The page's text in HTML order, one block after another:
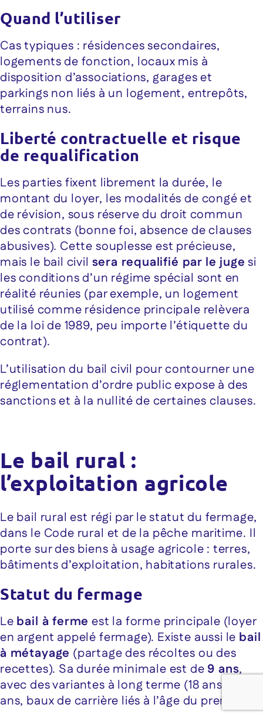
Quand l’utiliser
Cas typiques : résidences secondaires,
logements de fonction, locaux mis à
disposition d’associations, garages et
parkings non liés à un logement, entrepôts,
terrains nus.
Liberté contractuelle et risque
de requalification
Les parties fixent librement la durée, le
montant du loyer, les modalités de congé et
de révision, sous réserve du droit commun
des contrats (bonne foi, absence de clauses
abusives). Cette souplesse est précieuse,
mais le bail civil sera requalifié par le juge si
les conditions d’un régime spécial sont en
réalité réunies (par exemple, un logement
utilisé comme résidence principale relèvera
de la loi de 1989, peu importe l’étiquette du
contrat).
L’utilisation du bail civil pour contourner une
réglementation d’ordre public expose à des
sanctions et à la nullité de certaines clauses.
Le bail rural :
l’exploitation agricole
Le bail rural est régi par le statut du fermage,
dans le Code rural et de la pêche maritime. Il
porte sur des biens à usage agricole : terres,
bâtiments d’exploitation, habitations rurales.
Statut du fermage
Le bail à ferme est la forme principale (loyer
en argent appelé fermage). Existe aussi le bail
à métayage (partage des récoltes ou des
recettes). Sa durée minimale est de 9 ans,
avec des variantes à long terme (18 ans, 25
ans, baux de carrière liés à l’âge du preneur).